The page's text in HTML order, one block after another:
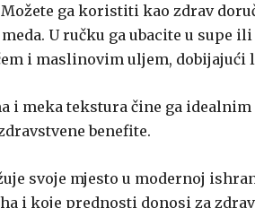
Možete ga koristiti kao zdrav
U ručku ga ubacite u supe
i maslinovim uljem, dobijajući
i meka tekstura čine ga
benefite.
svoje mjesto u modernoj
i koje prednosti donosi za